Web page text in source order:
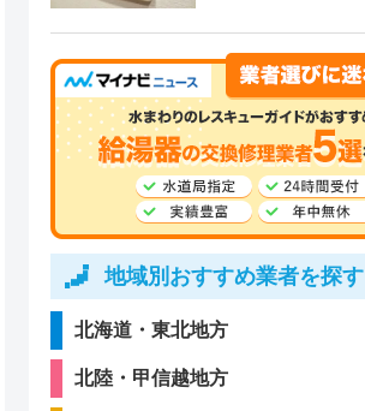
地域別おすすめ業者を探す
北海道・東北地方
北陸・甲信越地方